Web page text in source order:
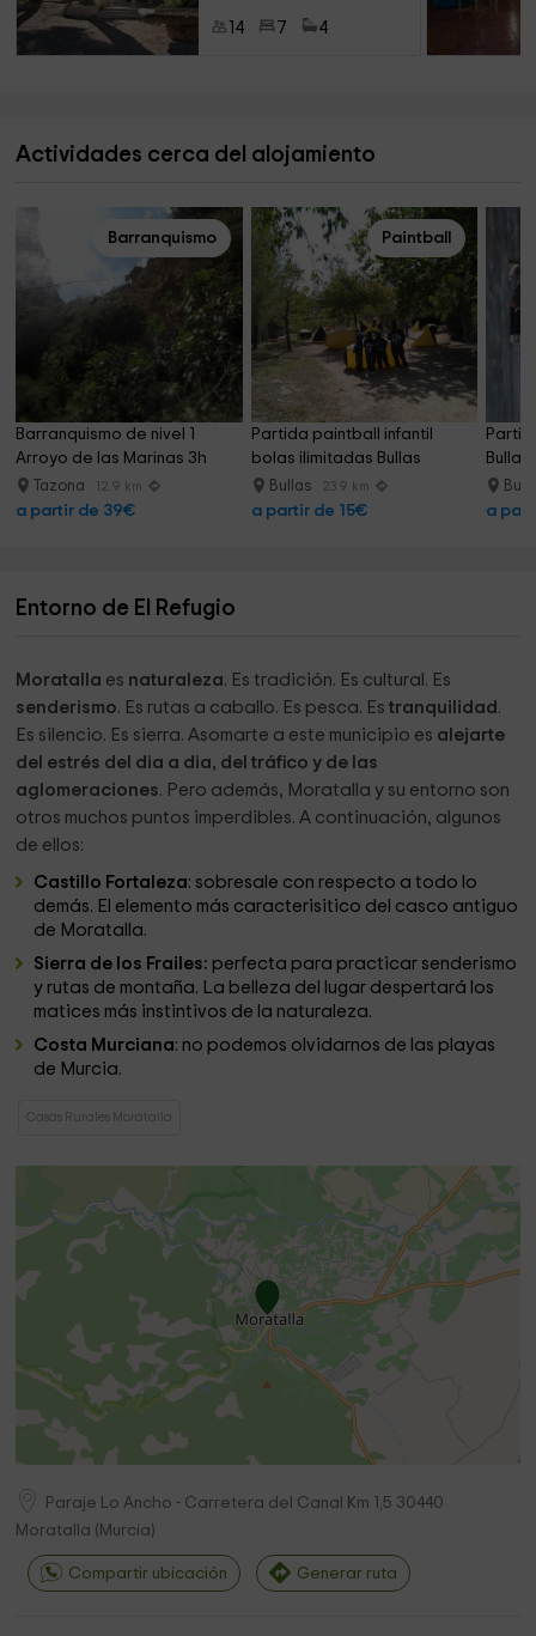
14 7 4
Actividades cerca del alojamiento
Barranquismo
Barranquismo de nivel 1
Arroyo de las Marinas 3h
Tazona 12.9 km
a partir de 39€
Paintball
Partida paintball infantil
bolas ilimitadas Bullas
Bullas 23.9 km
a partir de 15€ a
Entorno de El Refugio
Moratalla es naturaleza. Es tradición. Es cultural. Es
senderismo. Es rutas a caballo. Es pesca. Estranquilidad .
Es silencio. Es sierra. Asomarte a este municipio es alejarte
del estrés del dia a dia, del tráfico y de las
aglomeraciones. Pero además, Moratalla y su entorno son
otros muchos puntos imperdibles. A continuación, algunos
de ellos:
Castillo Fortaleza: sobresale con respecto a todo lo
demás. El elemento más caracterisitico del casco antiguo
de Moratalla.
Sierra de los Frailes: perfecta para practicar senderismo
y rutas de montaña. La belleza del lugar despertará los
matices más instintivos de la naturaleza.
Costa Murciana: no podemos olvidarnos de las playas
de Murcia.
Casas Rurales Moratalla
Paraje Lo Ancho - Carretera del Canal Km 1,5 30440
Moratalla ( Murcia)
Compartir ubicación Generar ruta